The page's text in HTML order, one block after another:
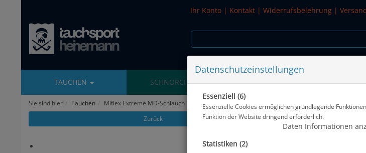
Ihr Konto | Kontakt | Widerrufsbelehrung |
TAUCHEN SCHNORCHELN WASSERSPORT
Sie sind hier Tauchen
Miflex Extreme MD-Schlauch 1/2 - 80 cm - Carbon
Zurück
Miflex Extreme
Datenschutzeinstellungen
Essenziell (6)
Essenzielle Cookies ermöglichen grundlegende
Funktion der Website dringend erforderlich.
Daten Informationen
Statistiken (2)